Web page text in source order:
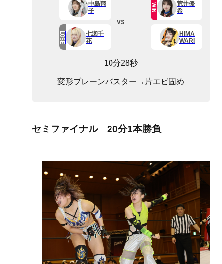
中島翔
子
LOSE
七瀬千
花
VS
WIN
荒井優
希
HIMA
WARI
10分28秒
変形ブレーンバスター→片エビ固め
セミファイナル 20分1本勝負